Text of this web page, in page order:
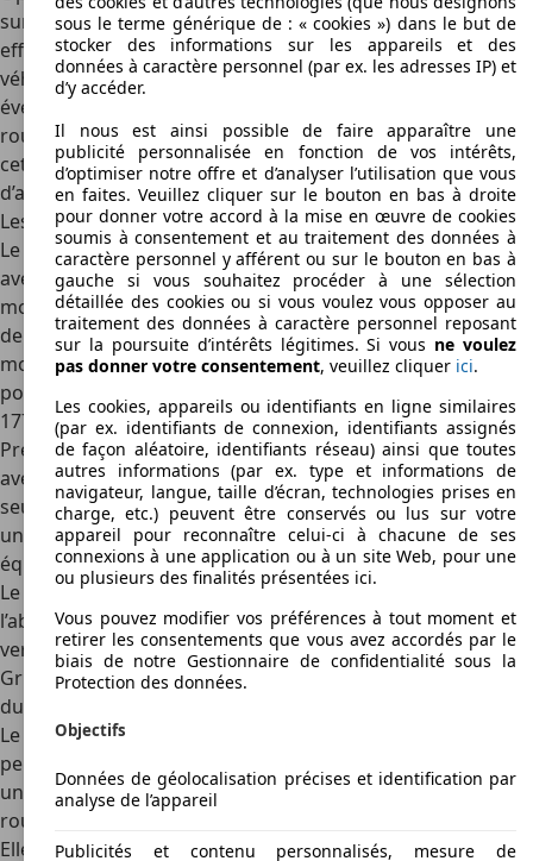
sur la Grandland X. Sa conception est bien proportionnée,
efficace et plus équilibrée que celles de la plupart des
véhicules de cette classe. Certains regretteront
éventuellement l’absence d’une transmission à quatre
roues motrices. Le système IntelliGrip comble toutefois
cette lacune pour la conduite hors route via le système
d’antipatinage.
Les différents moteurs de la voiture Opel Grandland X
Le véhicule d’occasion Opel Grandland X est disponible
avec différentes options de moteur. Cela commence par un
moteur à essence de 1,2 litre produisant 130 ch et 169 lb-pi
de couple. Pour le diesel, votre choix commence avec un
moteur de 1,5 litre à 130 ch et un couple de 221 lb-pi. Vous
pouvez aussi opter pour la version premium de 2,0 litres à
177 ch et un couple de 295 lb-pi.
Presque toutes les versions du Grandland X sont livrées
avec une transmission manuelle à six vitesses standard. La
seule exception est la version Ultimate qui est livrée avec
une transmission automatique à huit vitesses en
équipement standard.
Le seul défaut de la configuration du Grandland X est
l’absence de transmission intégrale sur toutes ses
versions. Cette voiture est toutefois équipée d'un système
Grip Control qui aide à améliorer l'adhérence en fonction
du type de route.
Le SUV dispose aussi de cinq modes de conduite
permettant de choisir un palefrenier. Chacun d’eux apporte
une approche unique sur le couple et la distribution des
roues avant. La transmission automatique est en option.
Elle apporte une conduite plus transparente en ajustant la
sous le terme générique de : « cookies ») dans le but de
stocker des informations sur les appareils et des
données à caractère personnel (par ex. les adresses IP) et
d’y accéder.
Il nous est ainsi possible de faire apparaître une
publicité personnalisée en fonction de vos intérêts,
d’optimiser notre offre et d’analyser l’utilisation que vous
en faites. Veuillez cliquer sur le bouton en bas à droite
pour donner votre accord à la mise en œuvre de cookies
soumis à consentement et au traitement des données à
caractère personnel y afférent ou sur le bouton en bas à
gauche si vous souhaitez procéder à une sélection
détaillée des cookies ou si vous voulez vous opposer au
traitement des données à caractère personnel reposant
sur la poursuite d’intérêts légitimes. Si vous ne voulez
pas donner votre consentement, veuillez cliquer ici.
Les cookies, appareils ou identifiants en ligne similaires
(par ex. identifiants de connexion, identifiants assignés
de façon aléatoire, identifiants réseau) ainsi que toutes
autres informations (par ex. type et informations de
navigateur, langue, taille d’écran, technologies prises en
charge, etc.) peuvent être conservés ou lus sur votre
appareil pour reconnaître celui-ci à chacune de ses
connexions à une application ou à un site Web, pour une
ou plusieurs des finalités présentées ici.
Vous pouvez modifier vos préférences à tout moment et
retirer les consentements que vous avez accordés par le
biais de notre Gestionnaire de confidentialité sous la
Protection des données.
Objectifs
Données de géolocalisation précises et identification par
analyse de l’appareil
Publicités et contenu personnalisés, mesure de